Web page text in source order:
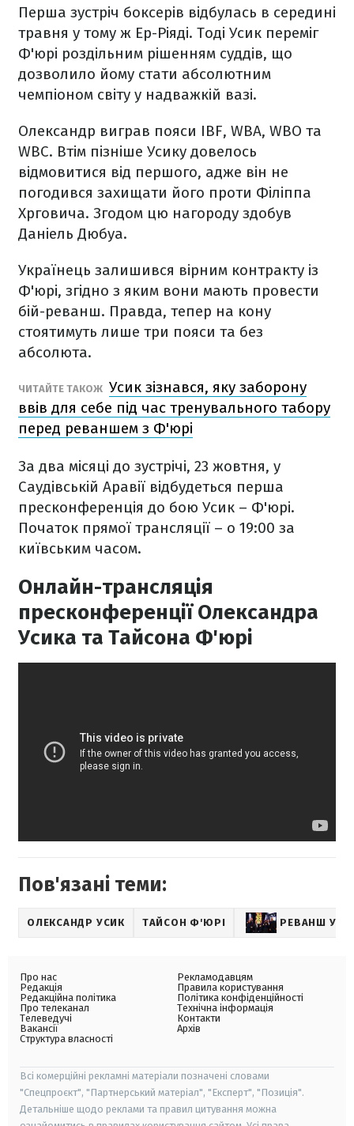
Перша зустріч боксерів відбулась в середині
травня у тому ж Ер-Ріяді. Тоді Усик переміг
Ф'юрі роздільним рішенням суддів, що
дозволило йому стати абсолютним
чемпіоном світу у надважкій вазі.
Олександр виграв пояси IBF, WBA, WBO та
WBC. Втім пізніше Усику довелось
відмовитися від першого, адже він не
погодився захищати його проти Філіппа
Хрговича. Згодом цю нагороду здобув
Даніель Дюбуа.
Українець залишився вірним контракту із
Ф'юрі, згідно з яким вони мають провести
бій-реванш. Правда, тепер на кону
стоятимуть лише три пояси та без
абсолюта.
ЧИТАЙТЕ ТАКОЖ Усик зізнався, яку заборону
ввів для себе під час тренувального табору
перед реваншем з Ф'юрі
За два місяці до зустрічі, 23 жовтня, у
Саудівській Аравії відбудеться перша
пресконференція до бою Усик – Ф'юрі.
Початок прямої трансляції – о 19:00 за
київським часом.
Онлайн-трансляція
пресконференції Олександра
Усика та Тайсона Ф'юрі
Пов'язані теми:
ОЛЕКСАНДР УСИК ТАЙСОН Ф'ЮРІ РЕВАНШ
Про нас
Редакція
Редакційна політика
Про телеканал
Телеведучі
Вакансії
Структура власності
Рекламодавцям
Правила користування
Політика конфіденційності
Технічна інформація
Контакти
Архів
Всі комерційні рекламні матеріали позначені словами
"Спецпроєкт", "Партнерський матеріал", "Експерт", "Позиція".
Детальніше щодо реклами та правил цитування можна